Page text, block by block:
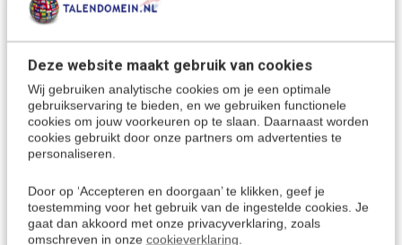
Deze website maakt gebruik van cookies
Wij gebruiken analytische cookies om je een optimale
gebruikservaring te bieden, en we gebruiken functionele
cookies om jouw voorkeuren op te slaan. Daarnaast worden
cookies gebruikt door onze partners om advertenties te
personaliseren.
Door op ‘Accepteren en doorgaan’ te klikken, geef je
toestemming voor het gebruik van de ingestelde cookies. Je
gaat dan akkoord met onze privacyverklaring, zoals
omschreven in onze cookieverklaring.
alleen de officiële taal van het land Nepal, maar het is ook een
van de 23 officiële talen van India, waar het gesproken wordt in
de staten Sikkim en West-Bengalen.
Meer keuzes om Nepalees te leren:
Nepalees leren